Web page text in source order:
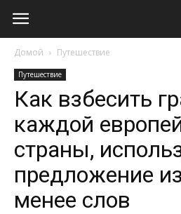
Домой Путешествие
Путешествие
Как взбесить
каждой
страны,
предложение
менее слов